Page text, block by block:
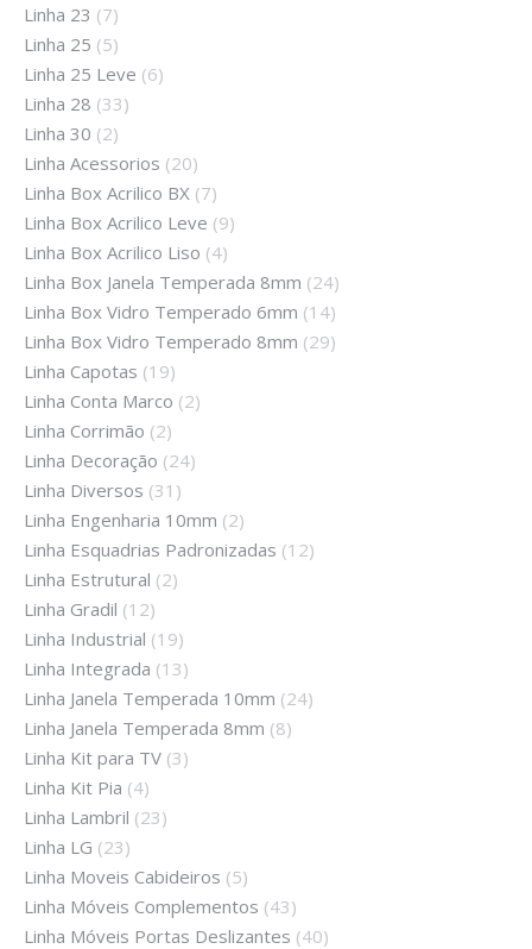
Linha 23 (7)
Linha 25 (5)
Linha 25 Leve (6)
Linha 28 (33)
Linha 30 (2)
Linha Acessorios (20)
Linha Box Acrilico BX (7)
Linha Box Acrilico Leve (9)
Linha Box Acrilico Liso (4)
Linha Box Janela Temperada 8mm (24)
Linha Box Vidro Temperado 6mm (14)
Linha Box Vidro Temperado 8mm (29)
Linha Capotas (19)
Linha Conta Marco (2)
Linha Corrimão (2)
Linha Decoração (24)
Linha Diversos (31)
Linha Engenharia 10mm (2)
Linha Esquadrias Padronizadas (12)
Linha Estrutural (2)
Linha Gradil (12)
Linha Industrial (19)
Linha Integrada (13)
Linha Janela Temperada 10mm (24)
Linha Janela Temperada 8mm (8)
Linha Kit para TV (3)
Linha Kit Pia (4)
Linha Lambril (23)
Linha LG (23)
Linha Moveis Cabideiros (5)
Linha Móveis Complementos (43)
Linha Móveis Portas Deslizantes (40)